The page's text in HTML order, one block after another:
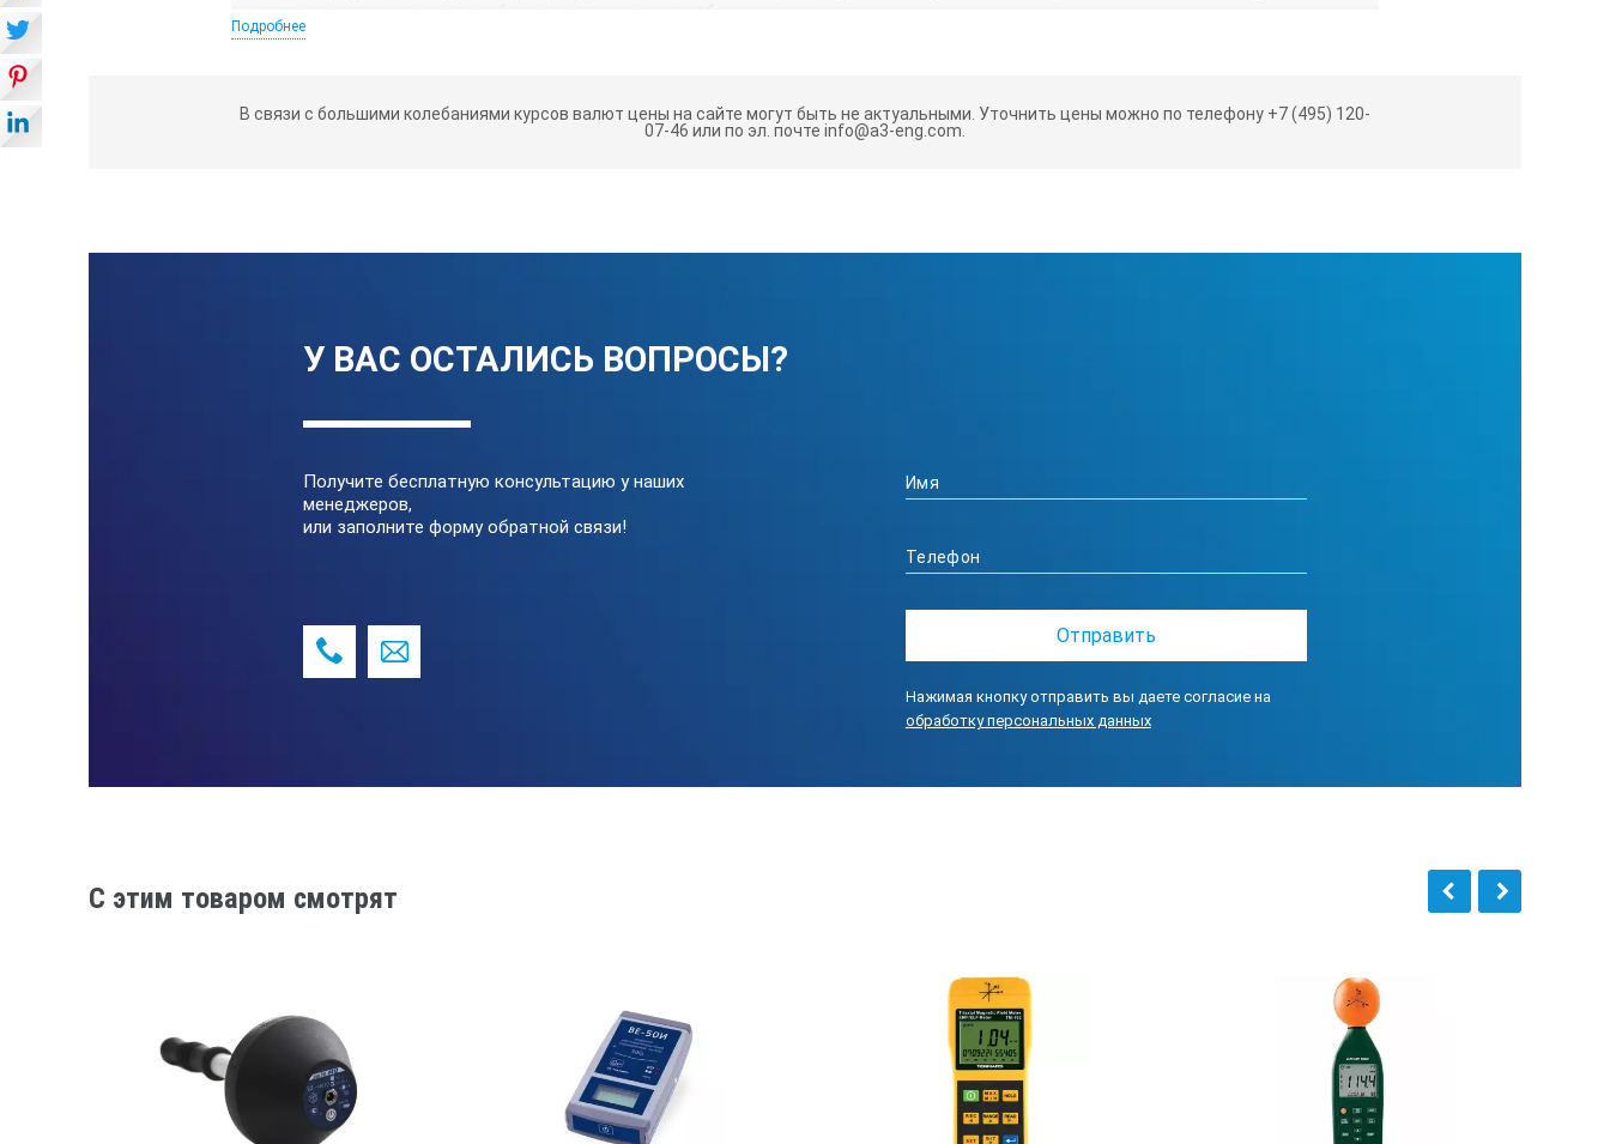
электропередач, электроприборов и промышленного оборудования.
электромагнитного излучения на частоте от 30Гц до 300Гц.
200мкТл
20000мГс
0,1мкТл
0,1мГс
1мГс
Подробнее
В связи с большими колебаниями курсов валют цены на сайте могут быть не актуальными. Уточнить цены можно по телефону +7 (495) 120-
07-46 или по эл. почте info@a3-eng.com.
У ВАС ОСТАЛИСЬ ВОПРОСЫ?
Получите бесплатную консультацию у наших
менеджеров,
или заполните форму обратной связи!
Нажимая кнопку отправить вы даете согласие на
обработку персональных данных
C этим товаром смотрят